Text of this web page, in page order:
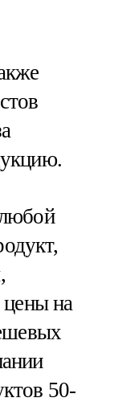
цены на
50-